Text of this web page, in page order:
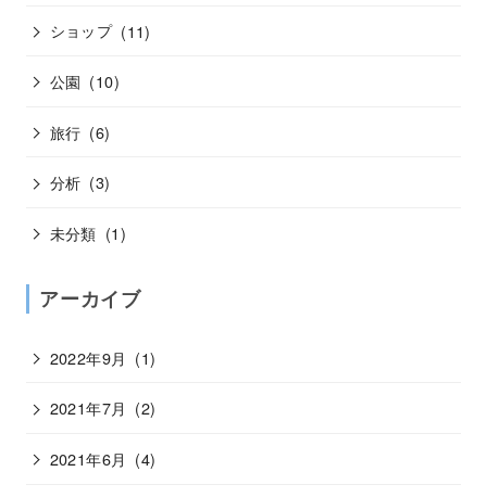
ショップ (11)
公園 (10)
旅行 (6)
分析 (3)
未分類 (1)
アーカイブ
2022年9月 (1)
2021年7月 (2)
2021年6月 (4)